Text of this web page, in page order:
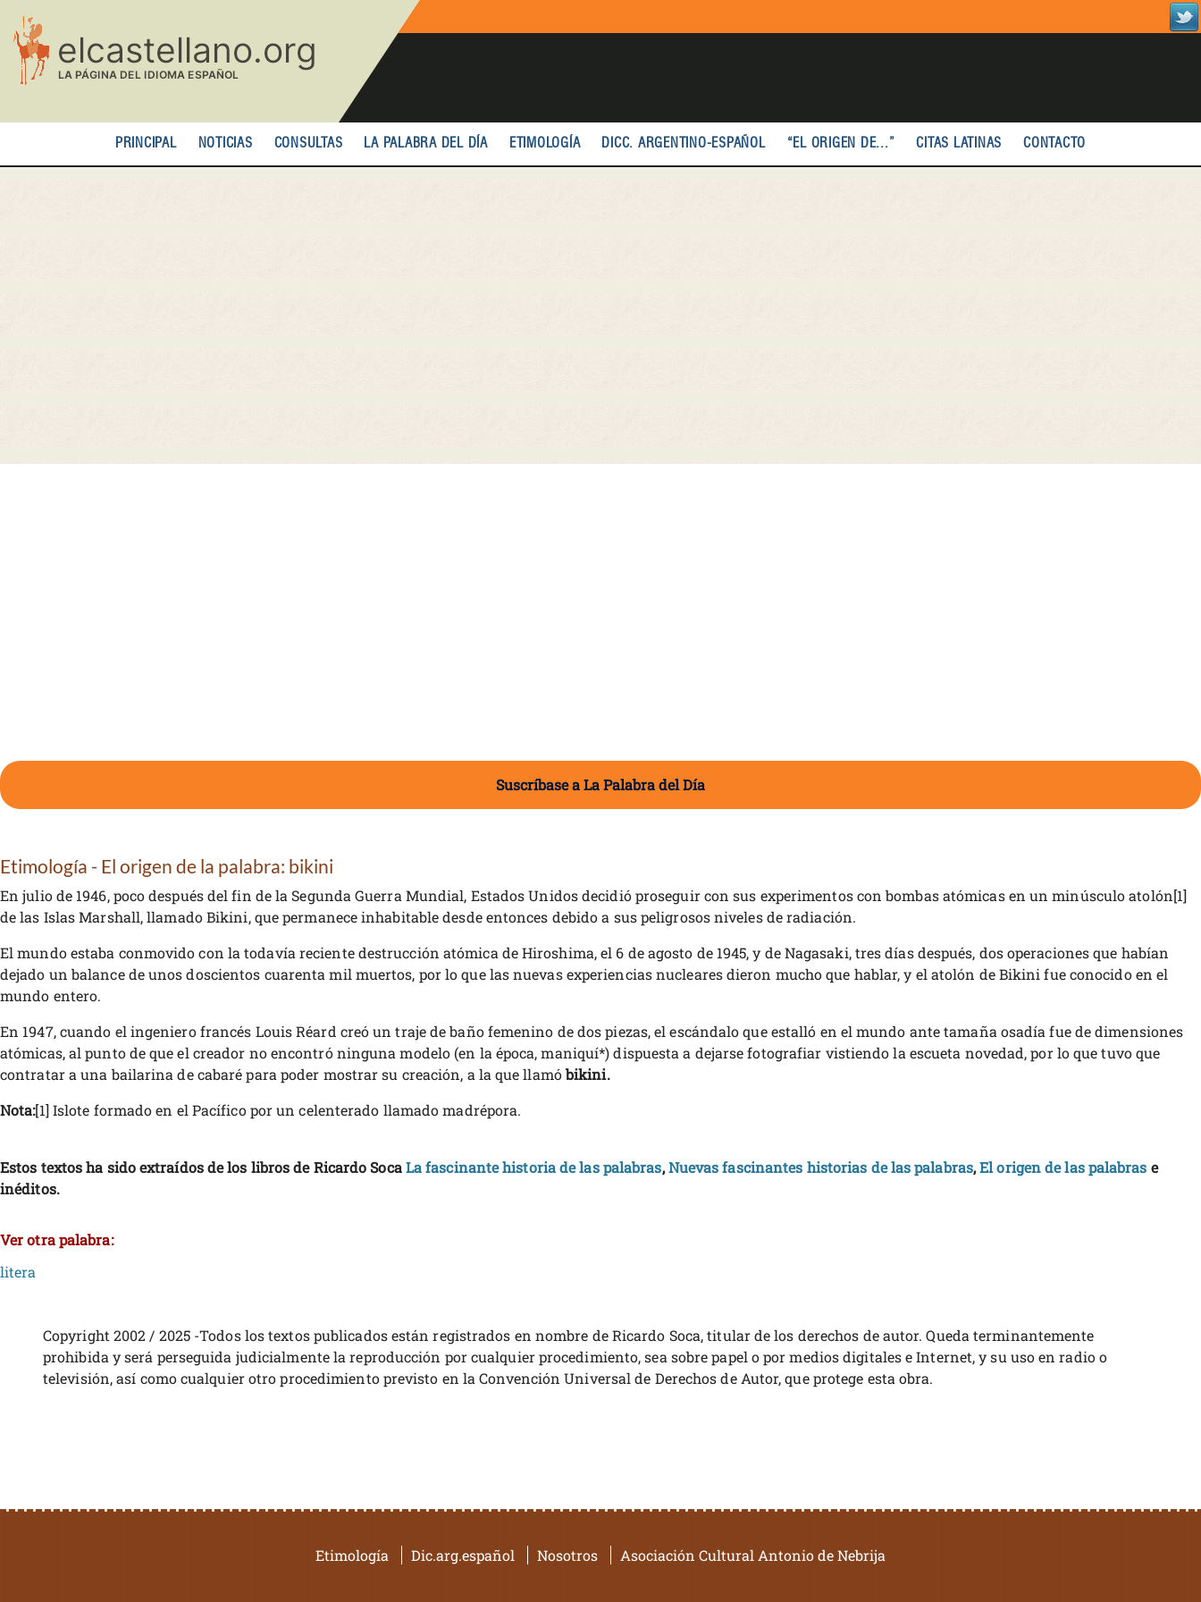
contenido
principal
PRINCIPAL NOTICIAS CONSULTAS LA PALABRA DEL DÍA ETIMOLOGÍA DICC. ARGENTINO-ESPAÑOL “EL ORIGEN DE...” CITAS LATINAS CONTACTO
Suscríbase a La Palabra del Día
Etimología - El origen de la palabra: bikini
En julio de 1946, poco después del fin de la Segunda Guerra Mundial, Estados Unidos decidió proseguir con sus experimentos con bombas atómicas en un minúsculo atolón[1]
de las Islas Marshall, llamado Bikini, que permanece inhabitable desde entonces debido a sus peligrosos niveles de radiación.
El mundo estaba conmovido con la todavía reciente destrucción atómica de Hiroshima, el 6 de agosto de 1945, y de Nagasaki, tres días después, dos operaciones que habían
dejado un balance de unos doscientos cuarenta mil muertos, por lo que las nuevas experiencias nucleares dieron mucho que hablar, y el atolón de Bikini fue conocido en el
mundo entero.
En 1947, cuando el ingeniero francés Louis Réard creó un traje de baño femenino de dos piezas, el escándalo que estalló en el mundo ante tamaña osadía fue de dimensiones
atómicas, al punto de que el creador no encontró ninguna modelo (en la época, maniquí*) dispuesta a dejarse fotografiar vistiendo la escueta novedad, por lo que tuvo que
contratar a una bailarina de cabaré para poder mostrar su creación, a la que llamóbikini.
Nota:[1] Islote formado en el Pacífico por un celenterado llamado madrépora.
Estos textos ha sido extraídos de los libros de Ricardo SocaLa fascinante historia de las palabras,Nuevas fascinantes historias de las palabras,El origen de las palabras e
inéditos.
Ver otra palabra:
litera
Copyright 2002 / 2025 -Todos los textos publicados están registrados en nombre de Ricardo Soca, titular de los derechos de autor. Queda terminantemente
prohibida y será perseguida judicialmente la reproducción por cualquier procedimiento, sea sobre papel o por medios digitales e Internet, y su uso en radio o
televisión, así como cualquier otro procedimiento previsto en la Convención Universal de Derechos de Autor, que protege esta obra.
Etimología Dic.arg.español Nosotros Asociación Cultural Antonio de Nebrija